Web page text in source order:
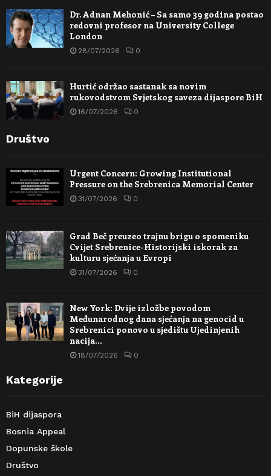
Dr. Adnan Mehonić – Sa samo 39 godina postao
redovni profesor na University College
London
28/07/2026 0
Hurtić održao sastanak sa novim
rukovodstvom Svjetskog saveza dijaspore BiH
16/07/2026 0
Društvo
Urgent Concern: Growing Institutional
Pressure on the Srebrenica Memorial Center
31/07/2026 0
Grad Beč preuzeo trajnu brigu o spomeniku
Cvijet Srebrenice-Historijski iskorak za
kulturu sjećanja u Evropi
31/07/2026 0
New York: Dvije izložbe povodom
Međunarodnog dana sjećanja na genocid u
Srebrenici ponovo u sjedištu Ujedinjenih
nacija…
18/07/2026 0
Kategorije
BiH dijaspora
Bosnia Appeal
Dopunske škole
Društvo